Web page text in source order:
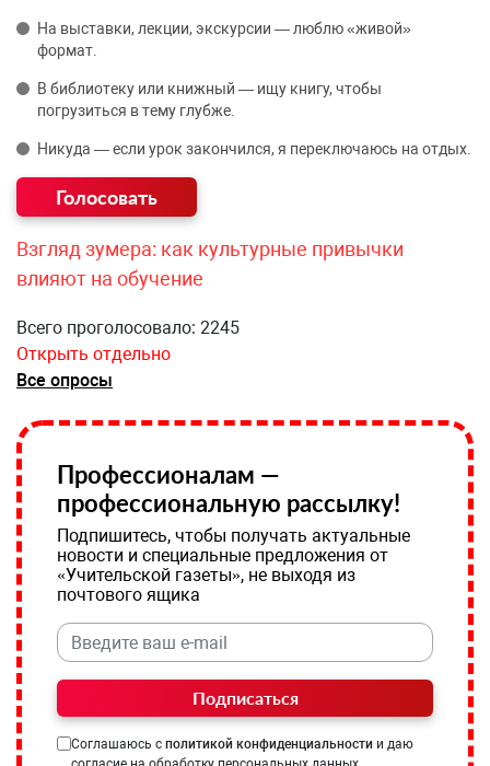
На выставки, лекции, экскурсии — люблю «живой»
формат.
В библиотеку или книжный — ищу книгу, чтобы
погрузиться в тему глубже.
Никуда — если урок закончился, я переключаюсь на отдых.
Взгляд зумера: как культурные привычки
влияют на обучение
Всего проголосовало: 2245
Открыть отдельно
Все опросы
Профессионалам —
профессиональную рассылку!
Подпишитесь, чтобы получать актуальные
новости и специальные предложения от
«Учительской газеты», не выходя из
почтового ящика
Подписаться
Соглашаюсь с политикой конфиденциальности и даю